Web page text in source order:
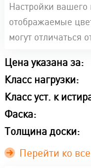
Настройки вашего
отображаемые
могут отличаться
Цена указана за:
Класс нагрузки:
Класс уст. к
Фаска:
Толщина доски:
Перейти ко